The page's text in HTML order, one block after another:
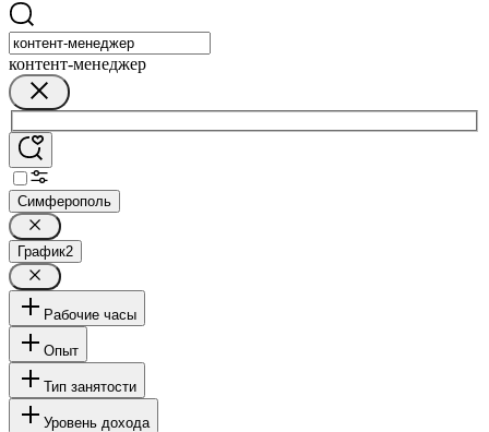
контент-менеджер
Симферополь
График2
Рабочие часы
Опыт
Тип занятости
Уровень дохода